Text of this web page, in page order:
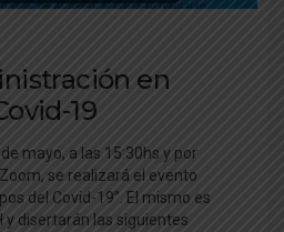
en
19
mayo, a las 15:30hs y por
se realizará el evento
del Covid-19”. El mismo es
y disertarán las siguientes